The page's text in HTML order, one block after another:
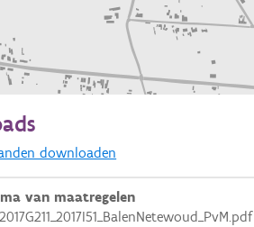
Vlaanderen
downloaden
van maatregelen